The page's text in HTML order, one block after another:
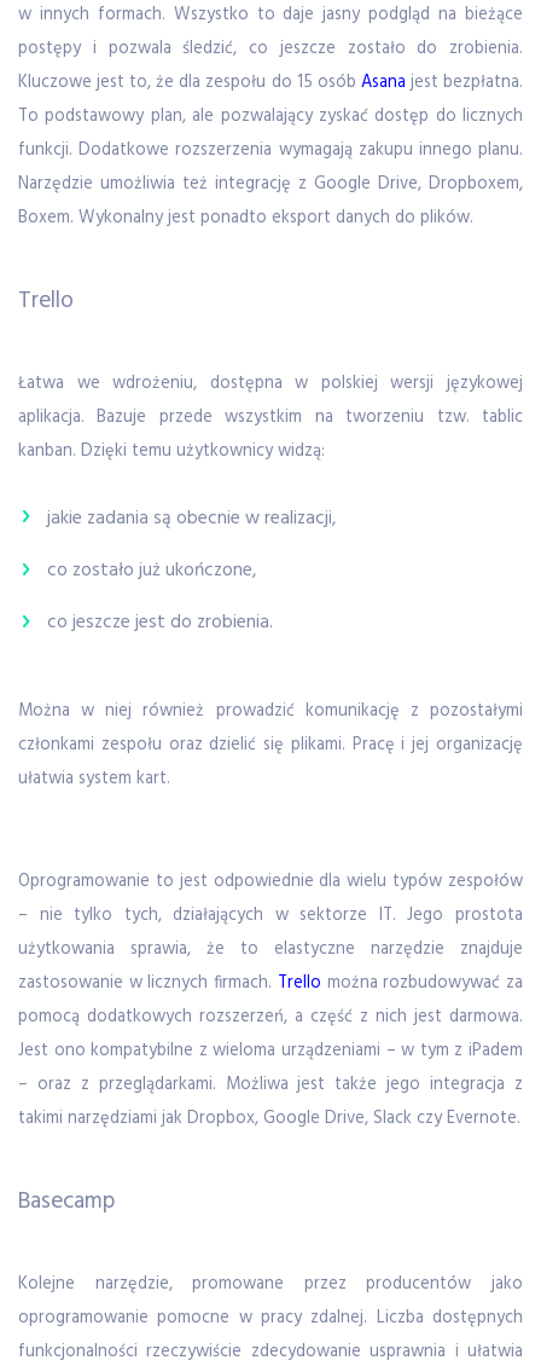
w innych formach. Wszystko to daje jasny podgląd na bieżące
postępy i pozwala śledzić, co jeszcze zostało do zrobienia.
Kluczowe jest to, że dla zespołu do 15 osób Asanajest bezpłatna.
To podstawowy plan, ale pozwalający zyskać dostęp do licznych
funkcji. Dodatkowe rozszerzenia wymagają zakupu innego planu.
Narzędzie umożliwia też integrację z Google Drive, Dropboxem,
Boxem. Wykonalny jest ponadto eksport danych do plików.
Trello
Łatwa we wdrożeniu, dostępna w polskiej wersji językowej
aplikacja. Bazuje przede wszystkim na tworzeniu tzw. tablic
kanban. Dzięki temu użytkownicy widzą:
jakie zadania są obecnie w realizacji,
co zostało już ukończone,
co jeszcze jest do zrobienia.
Można w niej również prowadzić komunikację z pozostałymi
członkami zespołu oraz dzielić się plikami. Pracę i jej organizację
ułatwia system kart.
Oprogramowanie to jest odpowiednie dla wielu typów zespołów
– nie tylko tych, działających w sektorze IT. Jego prostota
użytkowania sprawia, że to elastyczne narzędzie znajduje
zastosowanie w licznych firmach. Trello można rozbudowywać za
pomocą dodatkowych rozszerzeń, a część z nich jest darmowa.
Jest ono kompatybilne z wieloma urządzeniami – w tym z iPadem
– oraz z przeglądarkami. Możliwa jest także jego integracja z
takimi narzędziami jak Dropbox, Google Drive, Slack czy Evernote.
Basecamp
Kolejne narzędzie, promowane przez producentów jako
oprogramowanie pomocne w pracy zdalnej. Liczba dostępnych
funkcjonalności rzeczywiście zdecydowanie usprawnia i ułatwia